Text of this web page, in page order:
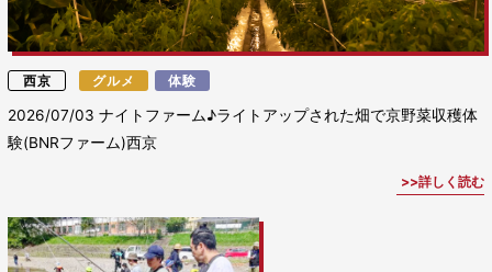
西京 グルメ 体験
2026/07/03ナイトファーム♪ライトアップされた畑で京野菜収穫体
験(BNRファーム)西京
詳しく読む